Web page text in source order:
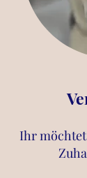
Ihr möchtet